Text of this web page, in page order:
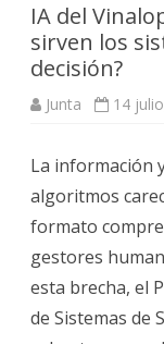
IA del
sirven los
decisión?
Junta 14
La información
algoritmos
formato
gestores
esta brecha, el
de Sistemas de